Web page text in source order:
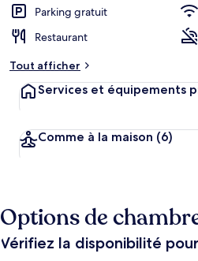
Parking gratuit
Restaurant
Tout afficher
Services et équipements
Comme à la maison (6)
Options de
Vérifiez la disponibilité